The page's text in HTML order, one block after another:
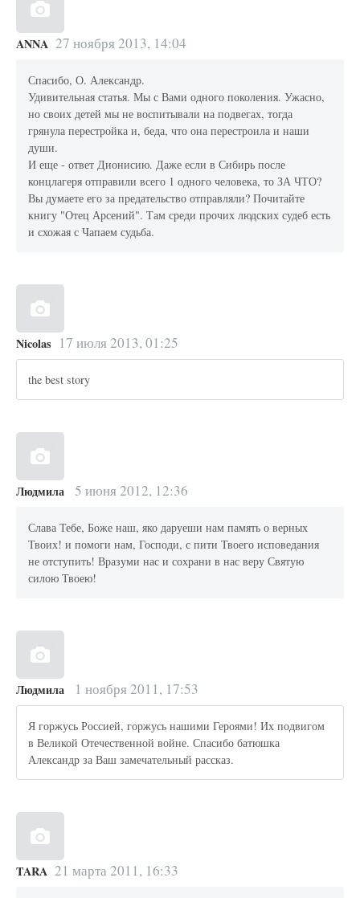
ANNA 27 ноября 2013, 14:04
Спасибо, О. Александр.
Удивительная статья. Мы с Вами одного поколения. Ужасно,
но своих детей мы не воспитывали на подвегах, тогда
грянула перестройка и, беда, что она перестроила и наши
души.
И еще - ответ Дионисию. Даже если в Сибирь после
концлагеря отправили всего 1 одного человека, то ЗА ЧТО?
Вы думаете его за предательство отправляли? Почитайте
книгу "Отец Арсений". Там среди прочих людских судеб есть
и схожая с Чапаем судьба.
Nicolas 17 июля 2013, 01:25
the best story
Людмила 5 июня 2012, 12:36
Слава Тебе, Боже наш, яко даруеши нам память о верных
Твоих! и помоги нам, Господи, с пити Твоего исповедания
не отступить! Вразуми нас и сохрани в нас веру Святую
силою Твоею!
Людмила 1 ноября 2011, 17:53
Я горжусь Россией, горжусь нашими Героями! Их подвигом
в Великой Отечественной войне. Спасибо батюшка
Александр за Ваш замечательный рассказ.
TARA 21 марта 2011, 16:33